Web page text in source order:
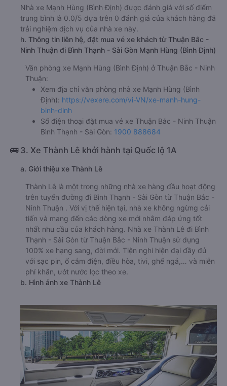
Nhà xe Mạnh Hùng (Bình Định) được đánh giá với số điểm
trung bình là 0.0/5 dựa trên 0 đánh giá của khách hàng đã
trải nghiệm dịch vụ của nhà xe này.
h. Thông tin liên hệ, đặt mua vé xe khách từ Thuận Bắc -
Ninh Thuận đi Bình Thạnh - Sài Gòn Mạnh Hùng (Bình Định)
Văn phòng xe Mạnh Hùng (Bình Định) ở Thuận Bắc - Ninh
Thuận:
Xem địa chỉ văn phòng nhà xe Mạnh Hùng (Bình
Định): https://vexere.com/vi-VN/xe-manh-hung-
binh-dinh
Số điện thoại đặt mua vé xe Thuận Bắc - Ninh Thuận
Bình Thạnh - Sài Gòn: 1900 888684
🚌 3. Xe Thành Lê khởi hành tại Quốc lộ 1A
a. Giới thiệu xe Thành Lê
Thành Lê là một trong những nhà xe hàng đầu hoạt động
trên tuyến đường đi Bình Thạnh - Sài Gòn từ Thuận Bắc -
Ninh Thuận . Với vị thế hiện tại, nhà xe không ngừng cải
tiến và mang đến các dòng xe mới nhằm đáp ứng tốt
nhất nhu cầu của khách hàng. Nhà xe Thành Lê đi Bình
Thạnh - Sài Gòn từ Thuận Bắc - Ninh Thuận sử dụng
100% xe hạng sang, đời mới. Tiện nghi hiện đại đầy đủ
với sạc pin, ổ cắm điện, điều hòa, tivi, ghế ngả,… và miễn
phí khăn, ướt nước lọc theo xe.
b. Hình ảnh xe Thành Lê